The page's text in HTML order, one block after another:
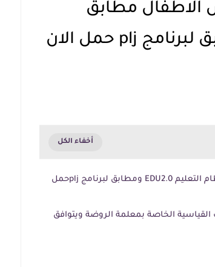
الاطفال مطابق
لنظام التعليم EDU2.0 ومطابق لبرنامج plj حمل الان
التحضير الجديد لمعلمة رياض الاطفال مطابق لنظام التعليم EDU2.0 ومطابق لبرنامج pljحمل
الخاصة بمعلمة الروضة ويتوافق